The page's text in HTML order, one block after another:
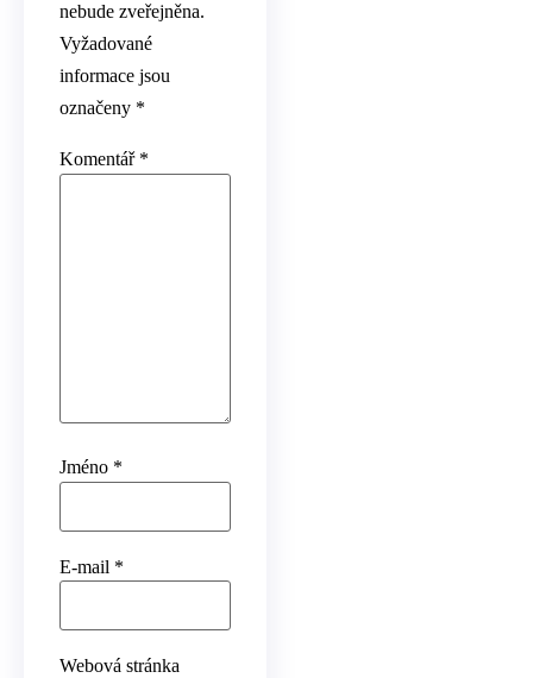
nebude zveřejněna.
Vyžadované
informace jsou
označeny *
Komentář *
Jméno *
E-mail *
Webová stránka